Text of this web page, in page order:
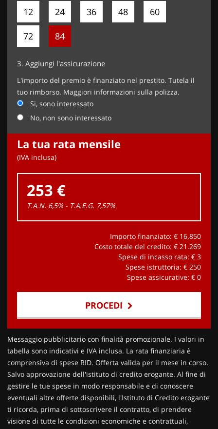
12 24 36 48 60
72 84
3. Aggiungi l'assicurazione
L'importo del premio è finanziato nel prestito. Tutela il
tuo rimborso. Maggiori informazioni sulla polizza.
Si, sono interessato
No, non sono interessato
La tua rata mensile
(IVA inclusa)
253 €
T.A.N. 6,5% - T.A.E.G. 7,57%
Importo finanziato: € 16.850
Costo totale del credito: € 21.269
Spese di incasso rata: € 3
Spese istruttoria: € 250
Spese assicurative: € 0
PROCEDI
Contattaci
Messaggio pubblicitario con finalità promozionale. I valori in
tabella sono indicativi e IVA inclusa. La rata finanziaria è
comprensiva di spese RID. Offerta valida per il mese in corso.
Salvo approvazione dell'istituto di credito erogante. Al fine di
gestire le tue spese in modo responsabile e di conoscere
eventuali altre offerte disponibili, l'Istituto di Credito erogante
ti ricorda, prima di sottoscrivere il contratto, di prendere
visione di tutte le condizioni economiche e contrattuali,